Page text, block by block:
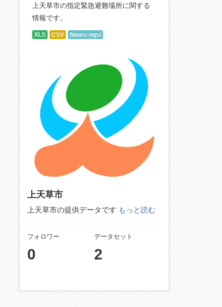
上天草市の指定緊急避難場所に関する
情報です。
XLS CSV fiware-ngsi
上天草市
上天草市の提供データです もっと読む
フォロワー
0
データセット
2